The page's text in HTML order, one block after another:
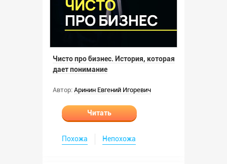
Чисто про бизнес. История, которая
дает понимание
Автор: Аринин Евгений Игоревич
Читать
Похожа Непохожа